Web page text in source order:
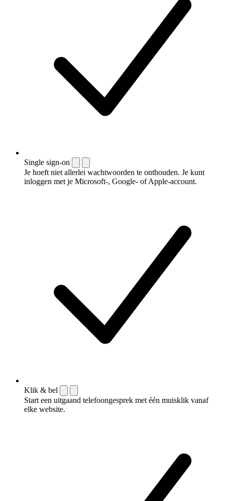
Single sign-on
Je hoeft niet allerlei wachtwoorden te onthouden. Je kunt
inloggen met je Microsoft-, Google- of Apple-account.
Klik & bel
Start een uitgaand telefoongesprek met één muisklik vanaf
elke website.